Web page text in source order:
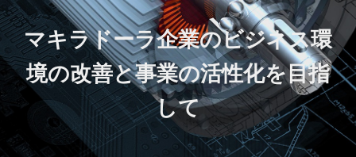
マキラドーラ企業のビジネス環
境の改善と事業の活性化を目指
して